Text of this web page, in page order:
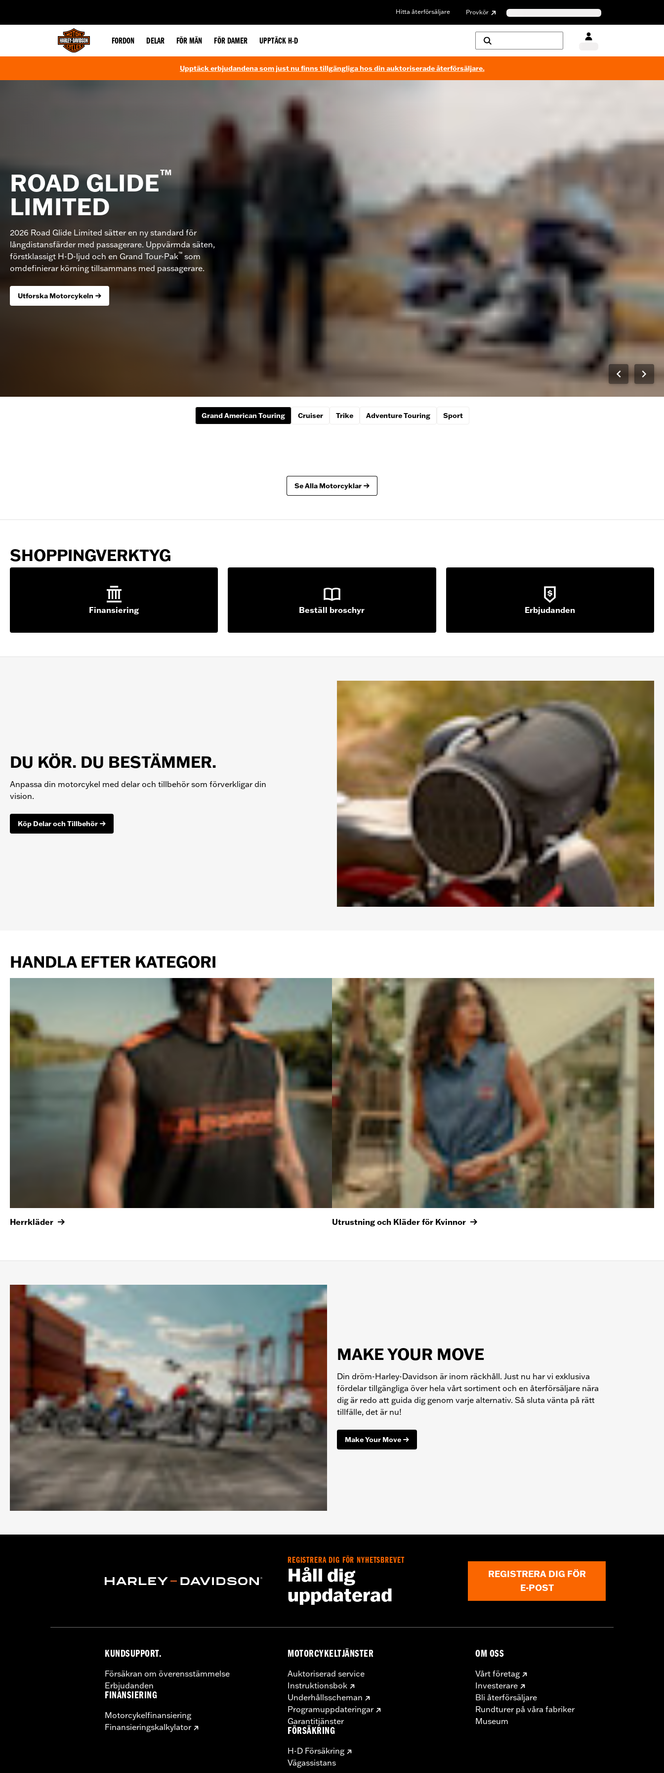
Hitta återförsäljare Provkör
FORDON DELAR FÖR MÄN FÖR DAMER UPPTÄCK H-D
Upptäck erbjudandena som just nu finns tillgängliga hos din auktoriserade återförsäljare.
ROAD GLIDE™
LIMITED
2026 Road Glide Limited sätter en ny standard för
långdistansfärder med passagerare. Uppvärmda säten,
förstklassigt H-D-ljud och en Grand Tour-Pak™ som
omdefinierar körning tillsammans med passagerare.
Utforska Motorcykeln
Grand American Touring Cruiser Trike Adventure Touring Sport
Se Alla Motorcyklar
SHOPPINGVERKTYG
Finansiering Beställ broschyr Erbjudanden
DU KÖR. DU BESTÄMMER.
Anpassa din motorcykel med delar och tillbehör som förverkligar din
vision.
Köp Delar och Tillbehör
HANDLA EFTER KATEGORI
Herrkläder Utrustning och Kläder för Kvinnor
MAKE YOUR MOVE
Din dröm-Harley-Davidson är inom räckhåll. Just nu har vi exklusiva
fördelar tillgängliga över hela vårt sortiment och en återförsäljare nära
dig är redo att guida dig genom varje alternativ. Så sluta vänta på rätt
tillfälle, det är nu!
Make Your Move
REGISTRERA DIG FÖR NYHETSBREVET
Håll dig
uppdaterad
REGISTRERA DIG FÖR
E-POST
KUNDSUPPORT.
Försäkran om överensstämmelse
Erbjudanden
FINANSIERING
Motorcykelfinansiering
Finansieringskalkylator
MOTORCYKELTJÄNSTER
Auktoriserad service
Instruktionsbok
Underhållsscheman
Programuppdateringar
Garantitjänster
FÖRSÄKRING
H-D Försäkring
Vägassistans
OM OSS
Vårt företag
Investerare
Bli återförsäljare
Rundturer på våra fabriker
Museum